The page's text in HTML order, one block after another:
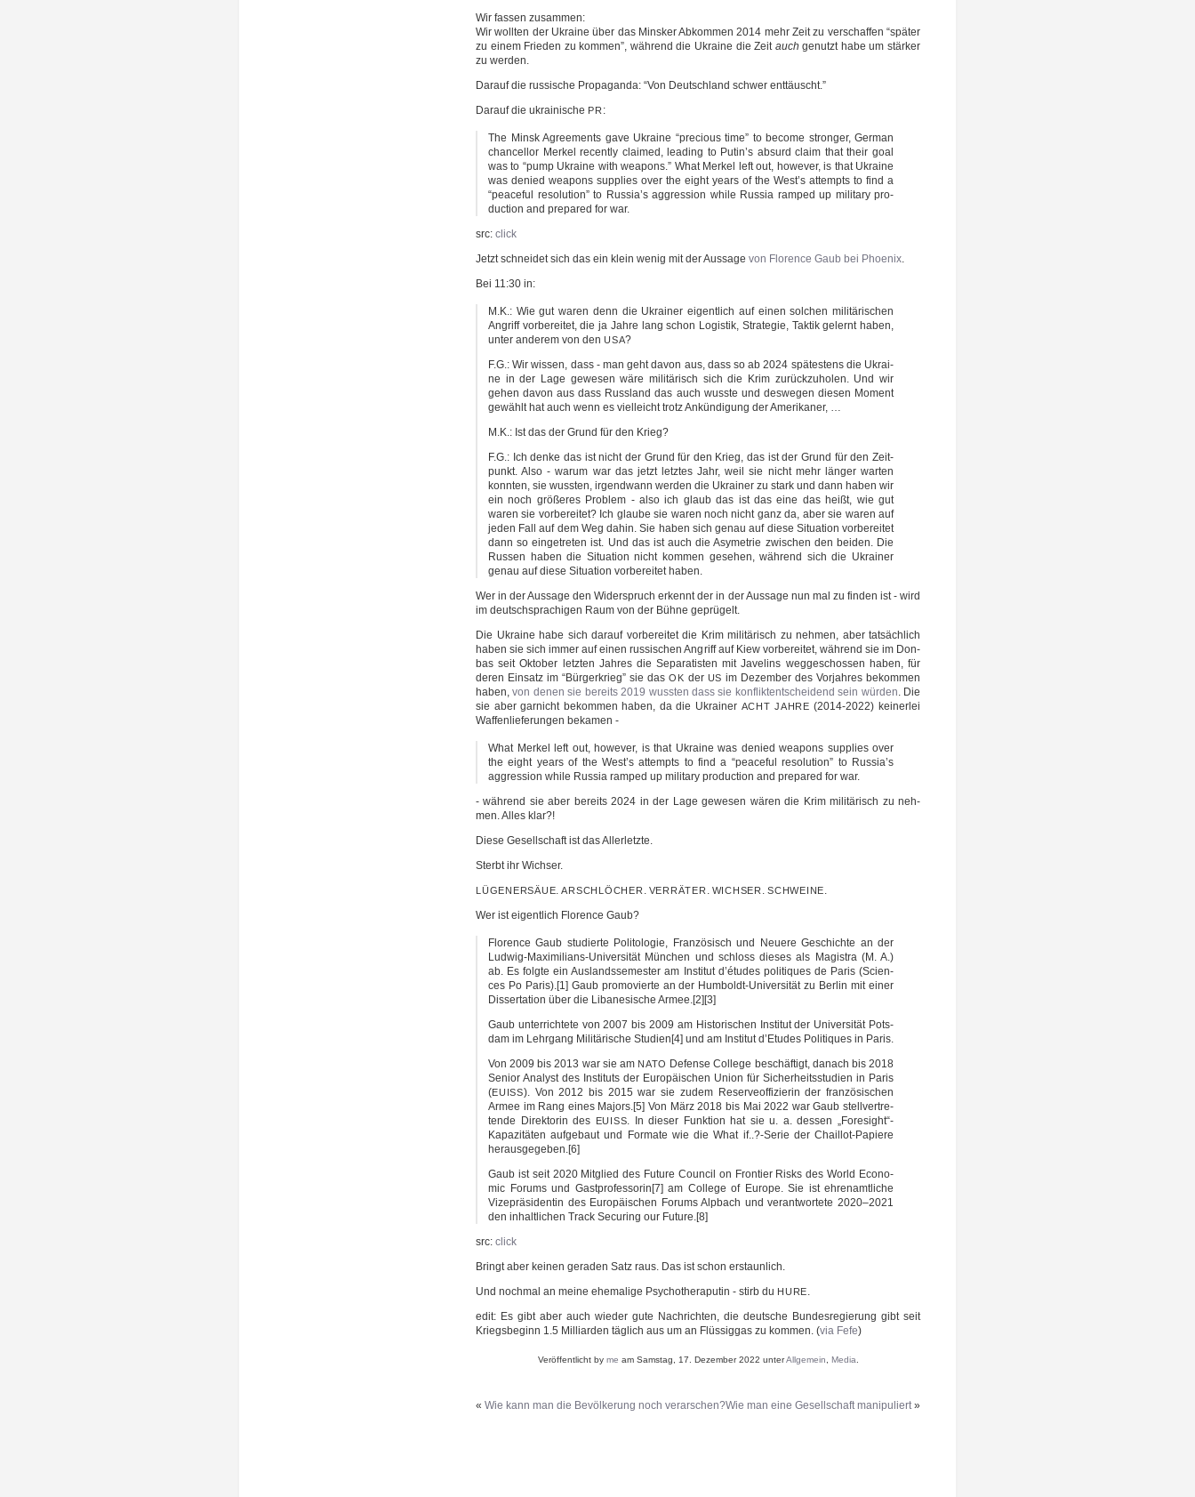
Wir fas­sen zusammen:
Wir woll­ten der Ukrai­ne über das Mins­ker Abkom­men 2014 mehr Zeit zu ver­schaf­fen “spä­ter
zu einem Frie­den zu kom­men”, wäh­rend die Ukrai­ne die Zeit auch genutzt habe um stär­ker
zu werden.
Dar­auf die rus­si­sche Pro­pa­gan­da: “Von Deutsch­land schwer enttäuscht.”
Dar­auf die ukrai­ni­sche PR :
The Minsk Agree­ments gave Ukrai­ne “pre­cious time” to beco­me stron­ger, Ger­man
chan­cellor Mer­kel recent­ly clai­med, lea­ding to Putin’s absurd claim that their goal
was to “pump Ukrai­ne with wea­pons.” What Mer­kel left out, howe­ver, is that Ukrai­ne
was denied wea­pons sup­plies over the eight years of the West’s attempts to find a
“peace­ful reso­lu­ti­on” to Russia’s aggres­si­on while Rus­sia ram­ped up mili­ta­ry pro­
duc­tion and pre­pa­red for war.
src: click
Jetzt schnei­det sich das ein klein wenig mit der Aus­sa­ge von Flo­rence Gaub bei Phoe­nix.
Bei 11:30 in:
M.K.: Wie gut waren denn die Ukrai­ner eigent­lich auf einen sol­chen mili­tä­ri­schen
Angriff vor­be­rei­tet, die ja Jah­re lang schon Logis­tik, Stra­te­gie, Tak­tik gelernt haben,
unter ande­rem von den USA?
F.G.: Wir wis­sen, dass - man geht davon aus, dass so ab 2024 spä­tes­tens die Ukrai­
ne in der Lage gewe­sen wäre mili­tä­risch sich die Krim zurück­zu­ho­len. Und wir
gehen davon aus dass Russ­land das auch wuss­te und des­we­gen die­sen Moment
gewählt hat auch wenn es viel­leicht trotz Ankün­di­gung der Amerikaner, …
M.K.: Ist das der Grund für den Krieg?
F.G.: Ich den­ke das ist nicht der Grund für den Krieg, das ist der Grund für den Zeit­
punkt. Also - war­um war das jetzt letz­tes Jahr, weil sie nicht mehr län­ger war­ten
konn­ten, sie wuss­ten, irgend­wann wer­den die Ukrai­ner zu stark und dann haben wir
ein noch grö­ße­res Pro­blem - also ich glaub das ist das eine das heißt, wie gut
waren sie vor­be­rei­tet? Ich glau­be sie waren noch nicht ganz da, aber sie waren auf
jeden Fall auf dem Weg dahin. Sie haben sich genau auf die­se Situa­ti­on vor­be­rei­tet
dann so ein­ge­tre­ten ist. Und das ist auch die Asy­m­e­trie zwi­schen den bei­den. Die
Rus­sen haben die Situa­ti­on nicht kom­men gese­hen, wäh­rend sich die Ukrai­ner
genau auf die­se Situa­ti­on vor­be­rei­tet haben.
Wer in der Aus­sa­ge den Wider­spruch erkennt der in der Aus­sa­ge nun mal zu fin­den ist - wird
im deutsch­spra­chi­gen Raum von der Büh­ne geprügelt.
Die Ukrai­ne habe sich dar­auf vor­be­rei­tet die Krim mili­tä­risch zu neh­men, aber tat­säch­lich
haben sie sich immer auf einen rus­si­schen Angriff auf Kiew vor­be­rei­tet, wäh­rend sie im Don­
bas seit Okto­ber letz­ten Jah­res die Sepa­ra­tis­ten mit Jave­lins weg­ge­schos­sen haben, für
deren Ein­satz im “Bür­ger­krieg” sie das OK der US im Dezem­ber des Vor­jah­res bekom­men
haben,von denen sie bereits 2019 wuss­ten dass sie kon­flikt­ent­schei­dend sein wür­den. Die
sie aber gar­nicht bekom­men haben, da die Ukrai­ner ACHT JAHRE (2014-2022) kei­ner­lei
Waf­fen­lie­fe­run­gen bekamen -
What Mer­kel left out, howe­ver, is that Ukrai­ne was denied wea­pons sup­plies over
the eight years of the West’s attempts to find a “peace­ful reso­lu­ti­on” to Russia’s
aggres­si­on while Rus­sia ram­ped up mili­ta­ry pro­duc­tion and pre­pa­red for war.
- wäh­rend sie aber bereits 2024 in der Lage gewe­sen wären die Krim mili­tä­risch zu neh­
men. Alles klar?!
Die­se Gesell­schaft ist das Allerletzte.
Sterbt ihr Wichser.
LÜGENERSÄUE.ARSCHLÖCHER . VERRÄTER . WICHSER .SCHWEINE.
Wer ist eigent­lich Flo­rence Gaub?
Flo­rence Gaub stu­dier­te Poli­to­lo­gie, Fran­zö­sisch und Neue­re Geschich­te an der
Ludwig-Maximilians-Universität Mün­chen und schloss die­ses als Magis­tra (M. A.)
ab. Es folg­te ein Aus­lands­se­mes­ter am Insti­tut d’études poli­ti­ques de Paris (Sci­en­
ces Po Paris).[1] Gaub pro­mo­vier­te an der Humboldt-Universität zu Ber­lin mit einer
Dis­ser­ta­ti­on über die Liba­ne­si­sche Armee.[2][3]
Gaub unter­rich­te­te von 2007 bis 2009 am His­to­ri­schen Insti­tut der Uni­ver­si­tät Pots­
dam im Lehr­gang Mili­tä­ri­sche Studien[4] und am Insti­tut d’Etu­des Poli­ti­ques in Paris.
Von 2009 bis 2013 war sie am NATO Defen­se Col­le­ge beschäf­tigt, danach bis 2018
Seni­or Ana­lyst des Insti­tuts der Euro­päi­schen Uni­on für Sicher­heits­stu­di­en in Paris
(EUISS). Von 2012 bis 2015 war sie zudem Reser­ve­of­fi­zie­rin der fran­zö­si­schen
Armee im Rang eines Majors.[5] Von März 2018 bis Mai 2022 war Gaub stell­ver­tre­
ten­de Direk­to­rin des EUISS. In die­ser Funk­ti­on hat sie u. a. des­sen „Foresight“-
Kapazitäten auf­ge­baut und For­ma­te wie die What if..?-Serie der Chaillot-Papiere
herausgegeben.[6]
Gaub ist seit 2020 Mit­glied des Future Coun­cil on Fron­tier Risks des World Eco­no­
mic Forums und Gastprofessorin[7] am Col­le­ge of Euro­pe. Sie ist ehren­amt­li­che
Vize­prä­si­den­tin des Euro­päi­schen Forums Alp­bach und ver­ant­wor­te­te 2020–2021
den inhalt­li­chen Track Secu­ring our Future.[8]
src: click
Bringt aber kei­nen gera­den Satz raus. Das ist schon erstaunlich.
Und noch­mal an mei­ne ehe­ma­li­ge Psy­cho­the­ra­pu­tin - stirb du HURE.
edit: Es gibt aber auch wie­der gute Nach­rich­ten, die deut­sche Bun­des­re­gie­rung gibt seit
Kriegs­be­ginn 1.5 Mil­li­ar­den täg­lich aus um an Flüs­sig­gas zu kom­men. (via Fefe)
Veröffentlicht by me am Samstag, 17. Dezember 2022 unterAllgemein Media
« Wie kann man die Bevölkerung noch verarschen?Wie man eine Gesellschaft manipuliert»